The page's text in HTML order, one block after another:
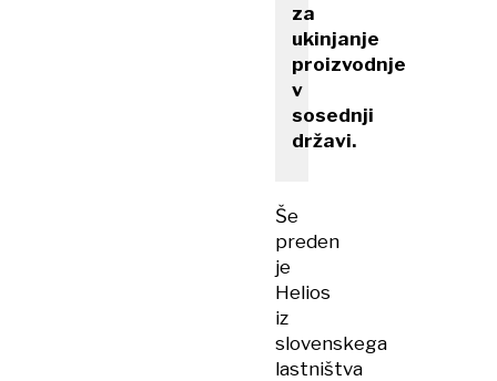
za
ukinjanje
proizvodnje
v
sosednji
državi.
Še
preden
je
Helios
iz
slovenskega
lastništva